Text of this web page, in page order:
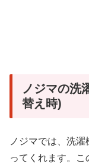
ノジマの洗
替え時)
ノジマでは、洗
ってくれます。